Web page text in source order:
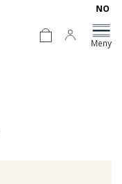
NO
Meny